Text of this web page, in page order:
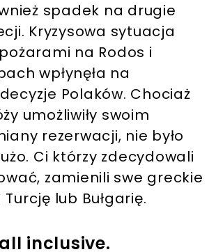
spadek na drugie
Kryzysowa sytuacja
na Rodos i
wpłynęła na
Polaków. Chociaż
umożliwiły swoim
rezerwacji, nie było
Ci którzy zdecydowali
zamienili swe greckie
lub Bułgarię.
inclusive.